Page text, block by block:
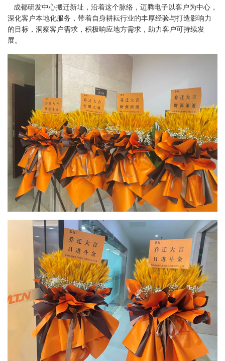
成都研发中心搬迁新址，沿着这个脉络，迈腾电子以客户为中心，
深化客户本地化服务，带着自身耕耘行业的丰厚经验与打造影响力
的目标，洞察客户需求，积极响应地方需求，助力客户可持续发
展。